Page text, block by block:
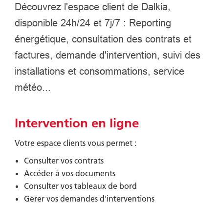
Découvrez l'espace client de Dalkia,
disponible 24h/24 et 7j/7 : Reporting
énergétique, consultation des contrats et
factures, demande d'intervention, suivi des
installations et consommations, service
météo...
Intervention en ligne
Votre espace clients vous permet :
Consulter vos contrats
Accéder à vos documents
Consulter vos tableaux de bord
Gérer vos demandes d'interventions